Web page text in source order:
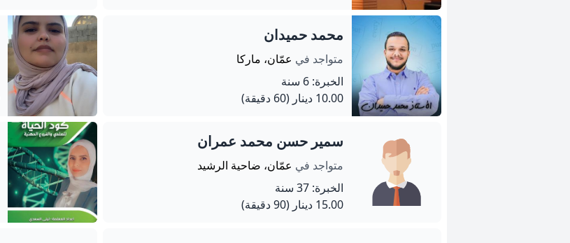
محمد حميدان
متواجد في عمّان، ماركا
الخبرة: 6 سنة
10.00 دينار
(60 دقيقة)
سمير حسن محمد عمران
متواجد في عمّان، ضاحية الرشيد
الخبرة: 37 سنة
15.00 دينار
(90 دقيقة)